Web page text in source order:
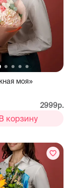
моя»
2999р.
корзину